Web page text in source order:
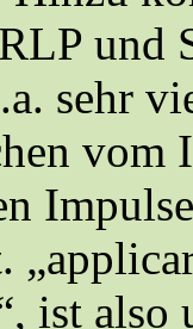
und
sehr
ist